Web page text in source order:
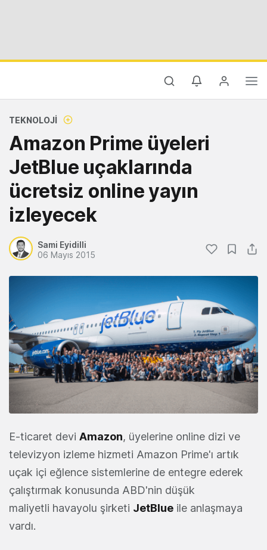
TEKNOLOJI
Amazon Prime üyeleri
JetBlue uçaklarında
ücretsiz online yayın
izleyecek
Sami Eyidilli
06 Mayıs 2015
E-ticaret devi Amazon, üyelerine online dizi ve
televizyon izleme hizmeti Amazon Prime'ı artık
uçak içi eğlence sistemlerine de entegre ederek
çalıştırmak konusunda ABD'nin düşük
maliyetli havayolu şirketi JetBlue ile anlaşmaya
vardı.